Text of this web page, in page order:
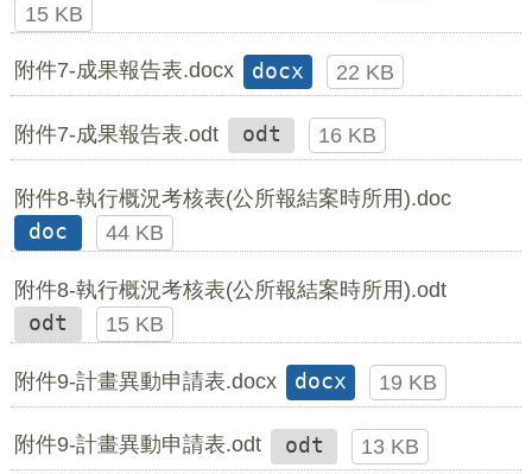
15 KB
附件7-成果報告表.docx docx 22 KB
附件7-成果報告表.odt odt 16 KB
附件8-執行概況考核表(公所報結案時所用).doc
doc
44 KB
附件8-執行概況考核表(公所報結案時所用).odt
odt
15 KB
附件9-計畫異動申請表.docx docx 19 KB
附件9-計畫異動申請表.odt odt 13 KB